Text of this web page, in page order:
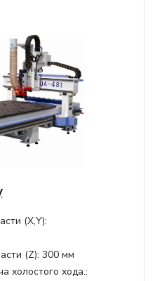
(Х,Y):
(Z): 300 мм
холостого хода.: